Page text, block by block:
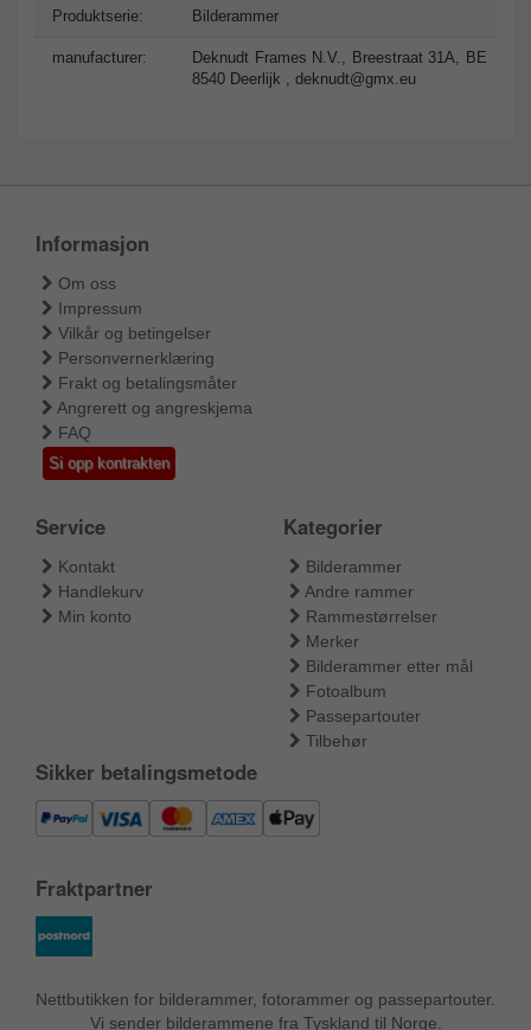
Produktserie: Bilderammer
manufacturer:
Deknudt Frames N.V., Breestraat 31A, BE
8540 Deerlijk , deknudt@gmx.eu
Informasjon
Om oss
Impressum
Vilkår og betingelser
Personvernerklæring
Frakt og betalingsmåter
Angrerett og angreskjema
FAQ
Si opp kontrakten
Service
Kontakt
Handlekurv
Min konto
Kategorier
Bilderammer
Andre rammer
Rammestørrelser
Merker
Bilderammer etter mål
Fotoalbum
Passepartouter
Tilbehør
Sikker betalingsmetode
Fraktpartner
Nettbutikken for bilderammer, fotorammer og passepartouter.
Vi sender bilderammene fra Tyskland til Norge.